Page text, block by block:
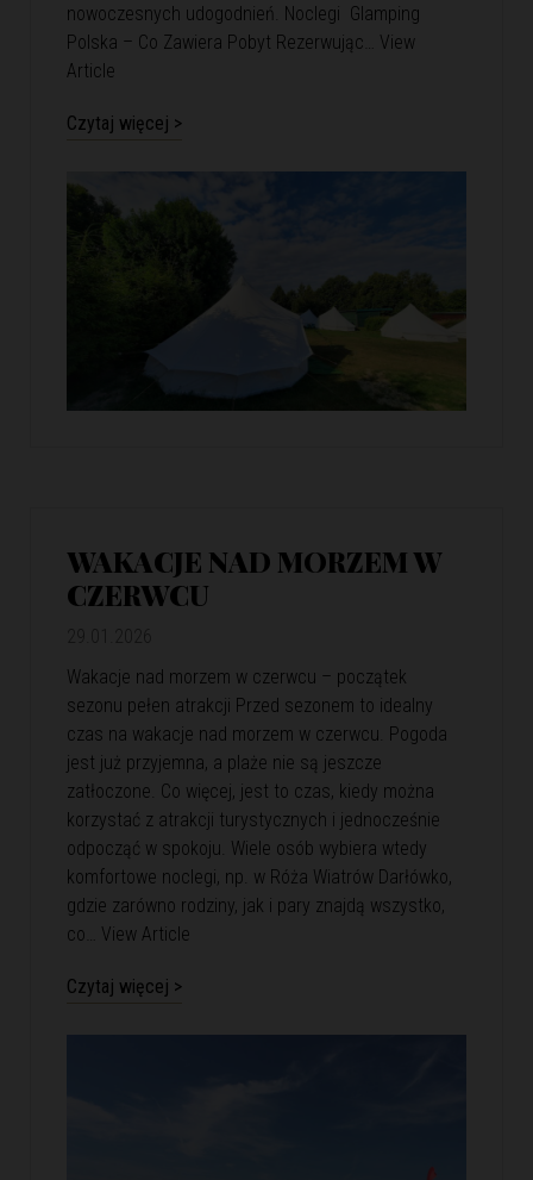
nowoczesnych udogodnień. Noclegi Glamping
Polska – Co Zawiera Pobyt Rezerwując… View
Article
Czytaj więcej >
WAKACJE NAD MORZEM W
CZERWCU
Wakacje nad morzem w czerwcu – początek
sezonu pełen atrakcji Przed sezonem to idealny
czas na wakacje nad morzem w czerwcu. Pogoda
jest już przyjemna, a plaże nie są jeszcze
zatłoczone. Co więcej, jest to czas, kiedy można
korzystać z atrakcji turystycznych i jednocześnie
odpocząć w spokoju. Wiele osób wybiera wtedy
komfortowe noclegi, np. w Róża Wiatrów Darłówko,
gdzie zarówno rodziny, jak i pary znajdą wszystko,
co… View Article
Czytaj więcej >